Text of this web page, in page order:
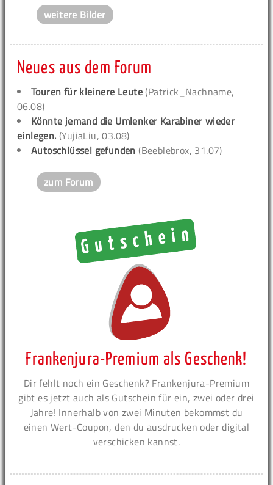
weitere Bilder
Neues aus dem Forum
Touren für kleinere Leute (Patrick_Nachname,
06.08)
Könnte jemand die Umlenker Karabiner wieder
einlegen. (YujiaLiu, 03.08)
Autoschlüssel gefunden (Beeblebrox, 31.07)
zum Forum
Frankenjura-Premium als Geschenk!
Dir fehlt noch ein Geschenk? Frankenjura-Premium
gibt es jetzt auch als Gutschein für ein, zwei oder drei
Jahre! Innerhalb von zwei Minuten bekommst du
einen Wert-Coupon, den du ausdrucken oder digital
verschicken kannst.